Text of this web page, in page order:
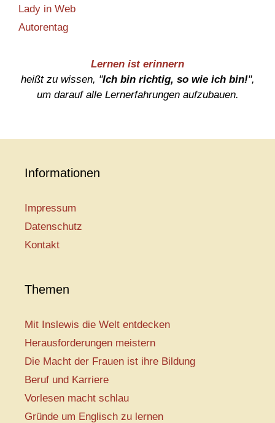
Lady in Web
Autorentag
Lernen ist erinnern
heißt zu wissen, "Ich bin richtig, so wie ich bin!",
um darauf alle Lernerfahrungen aufzubauen.
Informationen
Impressum
Datenschutz
Kontakt
Themen
Mit Inslewis die Welt entdecken
Herausforderungen meistern
Die Macht der Frauen ist ihre Bildung
Beruf und Karriere
Vorlesen macht schlau
Gründe um Englisch zu lernen